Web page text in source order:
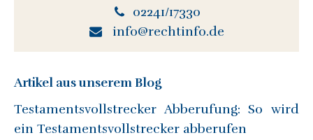
02241/17330
info@rechtinfo.de
Artikel aus unserem Blog
Testamentsvollstrecker Abberufung: So wird
ein Testamentsvollstrecker abberufen